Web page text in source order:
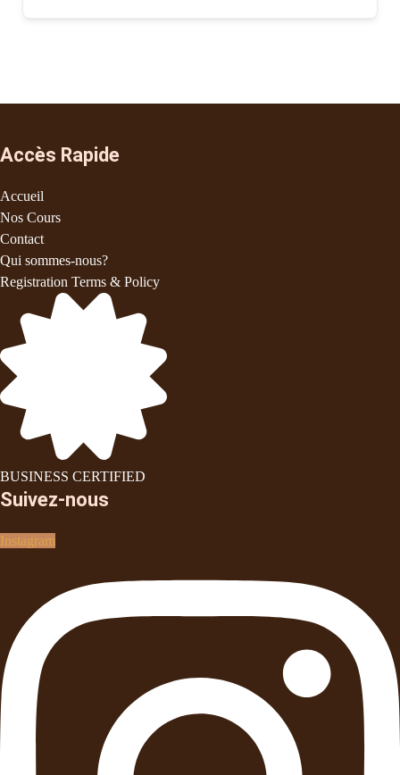
Accès Rapide
Accueil
Nos Cours
Contact
Qui sommes-nous?
Registration Terms & Policy
BUSINESS CERTIFIED
Suivez-nous
Instagram